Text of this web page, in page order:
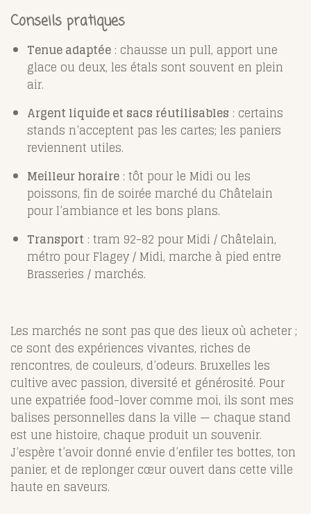
Conseils pratiques
Tenue adaptée : chausse un pull, apport une
glace ou deux, les étals sont souvent en plein
air.
Argent liquide et sacs réutilisables : certains
stands n’acceptent pas les cartes; les paniers
reviennent utiles.
Meilleur horaire : tôt pour le Midi ou les
poissons, fin de soirée marché du Châtelain
pour l’ambiance et les bons plans.
Transport : tram 92-82 pour Midi / Châtelain,
métro pour Flagey / Midi, marche à pied entre
Brasseries / marchés.
Les marchés ne sont pas que des lieux où acheter ;
ce sont des expériences vivantes, riches de
rencontres, de couleurs, d’odeurs. Bruxelles les
cultive avec passion, diversité et générosité. Pour
une expatriée food-lover comme moi, ils sont mes
balises personnelles dans la ville — chaque stand
est une histoire, chaque produit un souvenir.
J’espère t’avoir donné envie d’enfiler tes bottes, ton
panier, et de replonger cœur ouvert dans cette ville
haute en saveurs.